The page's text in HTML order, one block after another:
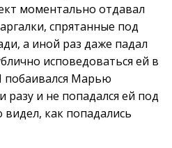
моментально отдавал
спрятанные под
а иной раз даже падал
исповедоваться ей в
побаивался Марью
разу и не попадался ей под
как попадались